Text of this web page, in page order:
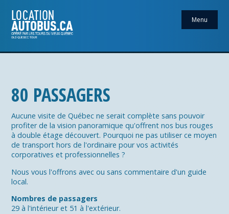
Menu
80 PASSAGERS
Aucune visite de Québec ne serait complète sans pouvoir
profiter de la vision panoramique qu'offrent nos bus rouges
à double étage découvert. Pourquoi ne pas utiliser ce moyen
de transport hors de l'ordinaire pour vos activités
corporatives et professionnelles ?
Nous vous l'offrons avec ou sans commentaire d'un guide
local.
Nombres de passagers
29 à l'intérieur et 51 à l'extérieur.